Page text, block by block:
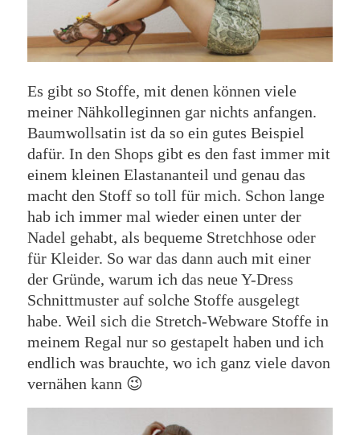
Es gibt so Stoffe, mit denen können viele
meiner Nähkolleginnen gar nichts anfangen.
Baumwollsatin ist da so ein gutes Beispiel
dafür. In den Shops gibt es den fast immer mit
einem kleinen Elastananteil und genau das
macht den Stoff so toll für mich. Schon lange
hab ich immer mal wieder einen unter der
Nadel gehabt, als bequeme Stretchhose oder
für Kleider. So war das dann auch mit einer
der Gründe, warum ich das neue Y-Dress
Schnittmuster auf solche Stoffe ausgelegt
habe. Weil sich die Stretch-Webware Stoffe in
meinem Regal nur so gestapelt haben und ich
endlich was brauchte, wo ich ganz viele davon
vernähen kann 😉